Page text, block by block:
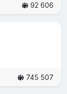
92 606
745 507